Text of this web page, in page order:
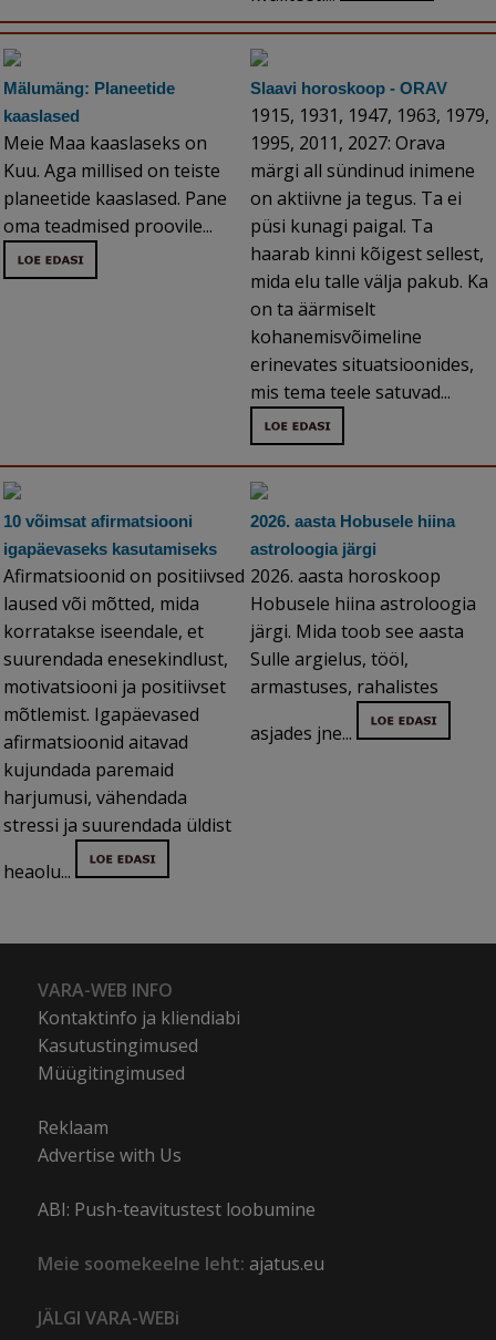
Mälumäng: Planeetide
kaaslased
Meie Maa kaaslaseks on
Kuu. Aga millised on teiste
planeetide kaaslased. Pane
oma teadmised proovile...
Slaavi horoskoop - ORAV
1915, 1931, 1947, 1963, 1979,
1995, 2011, 2027: Orava
märgi all sündinud inimene
on aktiivne ja tegus. Ta ei
püsi kunagi paigal. Ta
haarab kinni kõigest sellest,
mida elu talle välja pakub. Ka
on ta äärmiselt
kohanemisvõimeline
erinevates situatsioonides,
mis tema teele satuvad...
10 võimsat afirmatsiooni
igapäevaseks kasutamiseks
Afirmatsioonid on positiivsed
laused või mõtted, mida
korratakse iseendale, et
suurendada enesekindlust,
motivatsiooni ja positiivset
mõtlemist. Igapäevased
afirmatsioonid aitavad
kujundada paremaid
harjumusi, vähendada
stressi ja suurendada üldist
heaolu...
2026. aasta Hobusele hiina
astroloogia järgi
2026. aasta horoskoop
Hobusele hiina astroloogia
järgi. Mida toob see aasta
Sulle argielus, tööl,
armastuses, rahalistes
asjades jne...
VARA-WEB INFO
Kontaktinfo ja kliendiabi
Kasutustingimused
Müügitingimused
Reklaam
Advertise with Us
ABI: Push-teavitustest loobumine
Meie soomekeelne leht: ajatus.eu
JÄLGI VARA-WEBi